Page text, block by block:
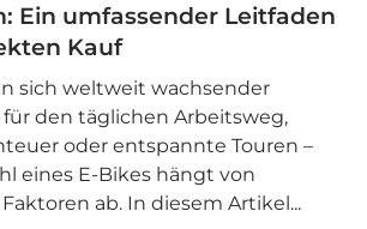
Ein umfassender Leitfaden
Kauf
sich weltweit wachsender
den täglichen Arbeitsweg,
oder entspannte Touren –
eines E-Bikes hängt von
ab. In diesem Artikel...